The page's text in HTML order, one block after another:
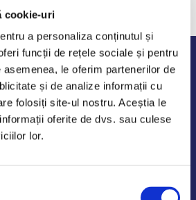
cookie-uri
a personaliza conținutul și
funcții de rețele sociale și pentru
le oferim partenerilor de
și de analize informații cu
folosiți site-ul nostru. Aceștia le
oferite de dvs. sau culese
lor.
lucru
10:00-14:00